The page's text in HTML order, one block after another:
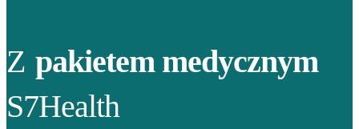
Z pakietem medycznym
S7Health